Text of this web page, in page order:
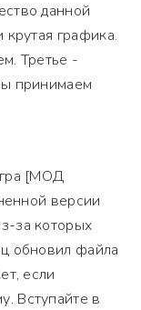
данной
графика.
Третье -
принимаем
[МОД
версии
за которых
обновил файла
если
Вступайте в